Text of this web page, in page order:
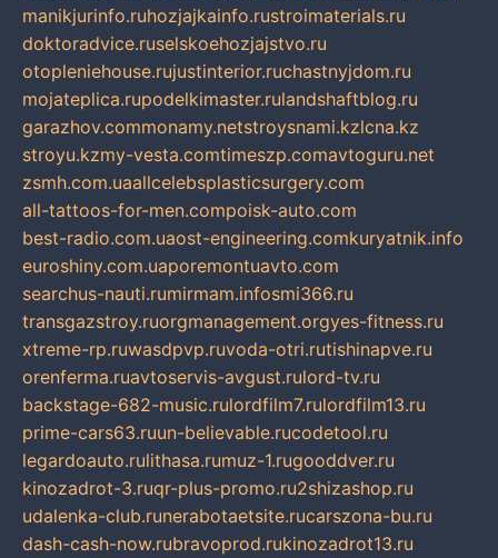
manikjurinfo.ruhozjajkainfo.rustroimaterials.ru
doktoradvice.ruselskoehozjajstvo.ru
otopleniehouse.rujustinterior.ruchastnyjdom.ru
mojateplica.rupodelkimaster.rulandshaftblog.ru
garazhov.commonamy.netstroysnami.kzlcna.kz
stroyu.kzmy-vesta.comtimeszp.comavtoguru.net
zsmh.com.uaallcelebsplasticsurgery.com
all-tattoos-for-men.compoisk-auto.com
best-radio.com.uaost-engineering.comkuryatnik.info
euroshiny.com.uaporemontuavto.com
searchus-nauti.rumirmam.infosmi366.ru
transgazstroy.ruorgmanagement.orgyes-fitness.ru
xtreme-rp.ruwasdpvp.ruvoda-otri.rutishinapve.ru
orenferma.ruavtoservis-avgust.rulord-tv.ru
backstage-682-music.rulordfilm7.rulordfilm13.ru
prime-cars63.ruun-believable.rucodetool.ru
legardoauto.rulithasa.rumuz-1.rugooddver.ru
kinozadrot-3.ruqr-plus-promo.ru2shizashop.ru
udalenka-club.runerabotaetsite.rucarszona-bu.ru
dash-cash-now.rubravoprod.rukinozadrot13.ru